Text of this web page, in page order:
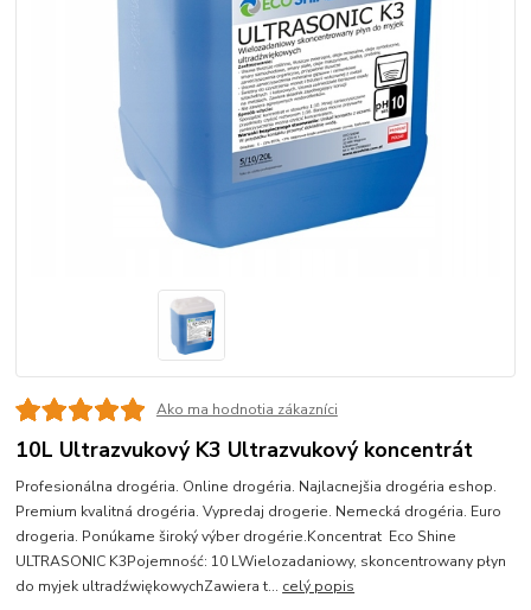
Ako ma hodnotia zákazníci
10L Ultrazvukový K3 Ultrazvukový koncentrát
Profesionálna drogéria. Online drogéria. Najlacnejšia drogéria eshop.
Premium kvalitná drogéria. Vypredaj drogerie. Nemecká drogéria. Euro
drogeria. Ponúkame široký výber drogérie.Koncentrat Eco Shine
ULTRASONIC K3Pojemność: 10 LWielozadaniowy, skoncentrowany płyn
do myjek ultradźwiękowychZawiera t... celý popis